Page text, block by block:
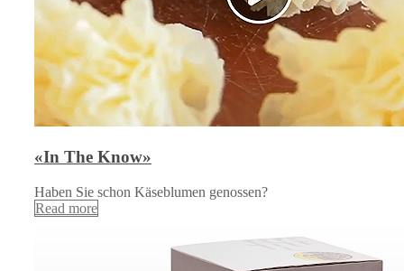
«In The Know»
Haben Sie schon Käseblumen genossen?
Read more